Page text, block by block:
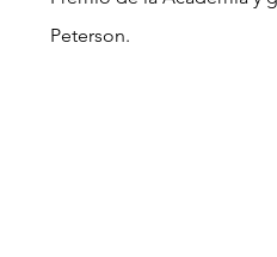
Peterson.